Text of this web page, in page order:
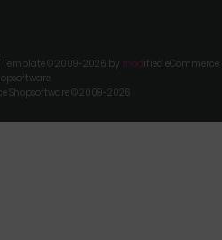
Template © 2009-2026 by modified eCommerce
Shopsoftware © 2009-2026